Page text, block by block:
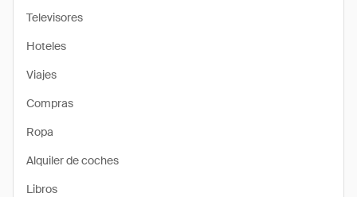
Televisores
Hoteles
Viajes
Compras
Ropa
Alquiler de coches
Libros